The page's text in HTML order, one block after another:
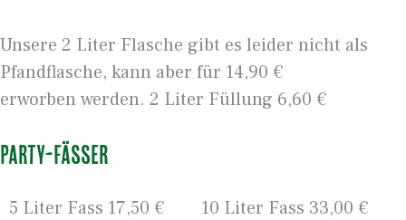
Unsere 2 Liter Flasche gibt es leider nicht als
Pfandflasche, kann aber für 14,90 €
erworben werden. 2 Liter Füllung 6,60 €
Party-Fässer
5 Liter Fass 17,50 € 10 Liter Fass 33,00 €